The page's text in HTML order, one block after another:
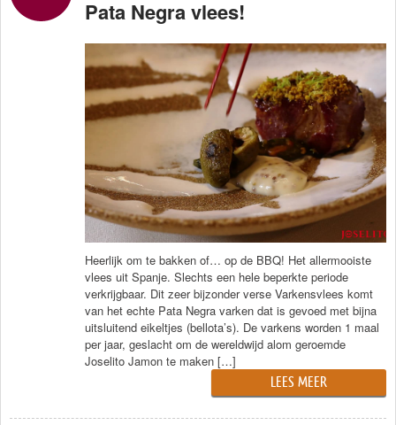
Pata Negra vlees!
Heerlijk om te bakken of… op de BBQ! Het allermooiste
vlees uit Spanje. Slechts een hele beperkte periode
verkrijgbaar. Dit zeer bijzonder verse Varkensvlees komt
van het echte Pata Negra varken dat is gevoed met bijna
uitsluitend eikeltjes (bellota’s). De varkens worden 1 maal
per jaar, geslacht om de wereldwijd alom geroemde
Joselito Jamon te maken […]
LEES MEER